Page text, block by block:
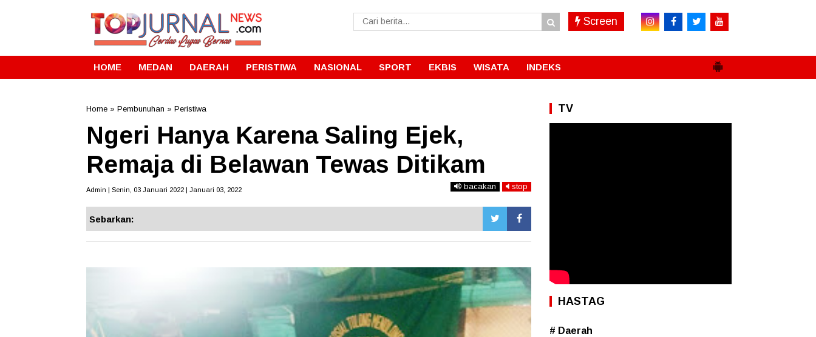
Screen
HOME MEDAN DAERAH PERISTIWA NASIONAL SPORT EKBIS WISATA INDEKS
Home » Pembunuhan » Peristiwa
Ngeri Hanya Karena Saling Ejek,
Remaja di Belawan Tewas Ditikam
Admin | Senin, 03 Januari 2022 | Januari 03, 2022 bacakan stop
Sebarkan:
TV
HASTAG
# Daerah